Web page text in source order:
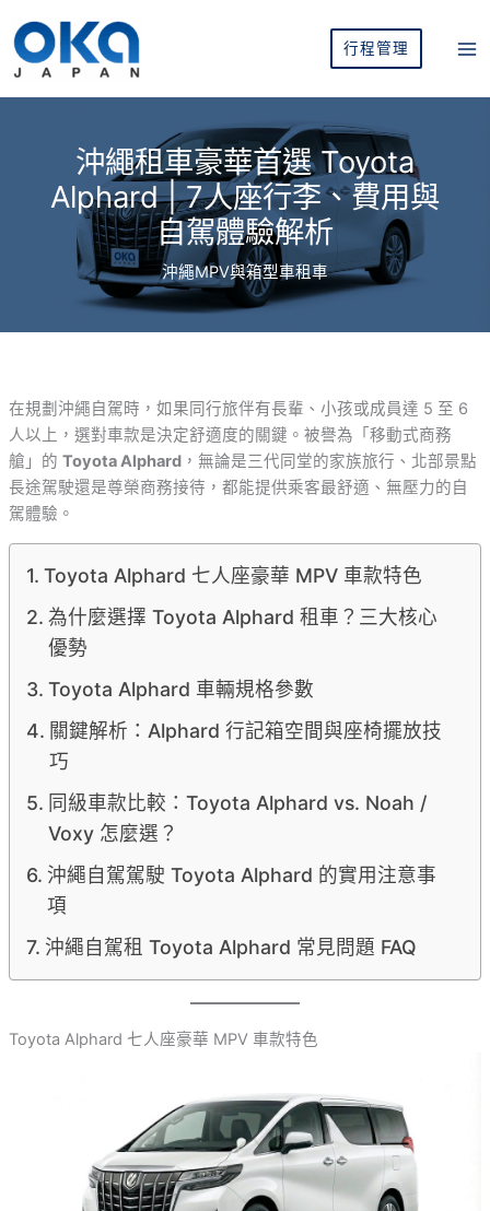
至
行程管理
沖繩租車豪華首選 Toyota
Alphard | 7人座行李、費用與
自駕體驗解析
沖繩MPV與箱型車租車
在規劃沖繩自駕時，如果同行旅伴有長輩、小孩或成員達 5 至 6
人以上，選對車款是決定舒適度的關鍵。被譽為「移動式商務
艙」的 Toyota Alphard，無論是三代同堂的家族旅行、北部景點
長途駕駛還是尊榮商務接待，都能提供乘客最舒適、無壓力的自
駕體驗。
Toyota Alphard 七人座豪華 MPV 車款特色
為什麼選擇 Toyota Alphard 租車？三大核心
優勢
Toyota Alphard 車輛規格參數
關鍵解析：Alphard 行記箱空間與座椅擺放技
巧
同級車款比較：Toyota Alphard vs. Noah /
Voxy 怎麼選？
沖繩自駕駕駛 Toyota Alphard 的實用注意事
項
沖繩自駕租 Toyota Alphard 常見問題 FAQ
Toyota Alphard 七人座豪華 MPV 車款特色